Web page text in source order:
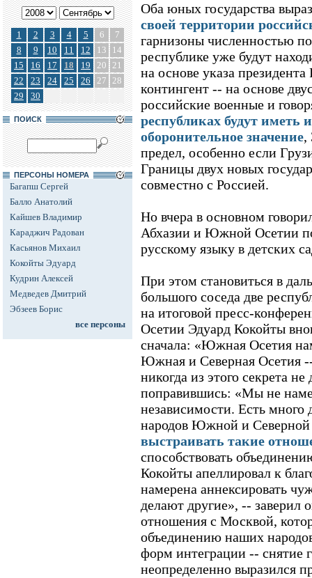
1 2 3 4 5 6
7
8
9 10 11 12 13
14
15
16 17 18 19 20 21
22
23 24 25 26 27 28
29
30
ПОИСК
ПЕРСОНЫ НОМЕРА
Багапш Сергей
Балло Анатолий
Кайшев Владимир
Караджич Радован
Касьянов Михаил
Кокойты Эдуард
Кудрин Алексей
Медведев Дмитрий
Эбзеев Борис
все персоны
Оба юных государства
своей территории
гарнизоны численностью
республике уже будут
на основе указа
контингент -- на основе
российские военные и
республиках будут иметь
оборонительное значение,
предел, особенно если
Границы двух новых
совместно с Россией.
Но вчера в основном
Абхазии и Южной Осетии
русскому языку в детских
При этом становиться в
большого соседа две
на итоговой пресс-
Осетии Эдуард Кокойты
сначала: «Южная Осетия
Южная и Северная Осетия
никогда из этого секрета
поправившись: «Мы не
независимости. Есть
народов Южной и
выстраивать такие
способствовать
Кокойты апеллировал к
намерена аннексировать
делают другие», -- заверил
отношения с Москвой,
объединению наших
форм интеграции -- снятие
неопределенно выразился